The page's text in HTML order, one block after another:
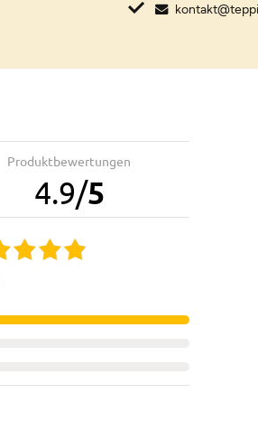
Produktbewertungen
4.9/5